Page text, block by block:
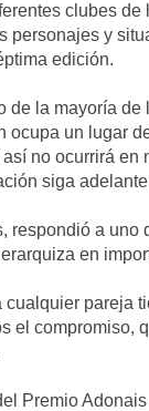
clubes
personajes y
edición.
de la mayoría
ocupa un lugar
no ocurrirá
siga
respondió a
en
pareja
el compromiso,
Premio